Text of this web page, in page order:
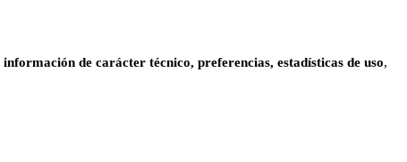
información de carácter técnico, preferencias, estadísticas de uso,